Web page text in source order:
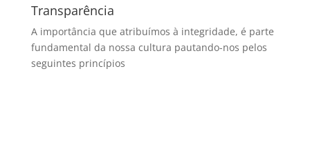
Transparência
A importância que atribuímos à integridade, é parte
fundamental da nossa cultura pautando-nos pelos
seguintes princípios